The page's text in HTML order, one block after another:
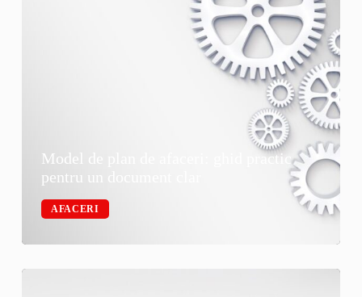
Model de plan de afaceri: ghid practic
pentru un document clar
AFACERI